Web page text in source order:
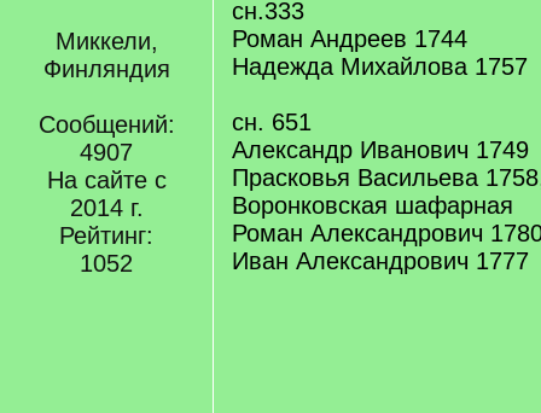
Миккели,
Финляндия
Сообщений:
4907
На сайте с
2014 г.
Рейтинг:
1052
сн.333
Роман Андреев 1744
Надежда Михайлова 1757
сн. 651
Александр Иванович 1749
Прасковья Васильева
Воронковская шафарная
Роман Александрович
Иван Александрович 1777